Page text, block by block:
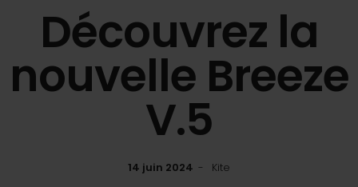
Découvrez la
nouvelle Breeze
V.5
14 juin 2024 Kite